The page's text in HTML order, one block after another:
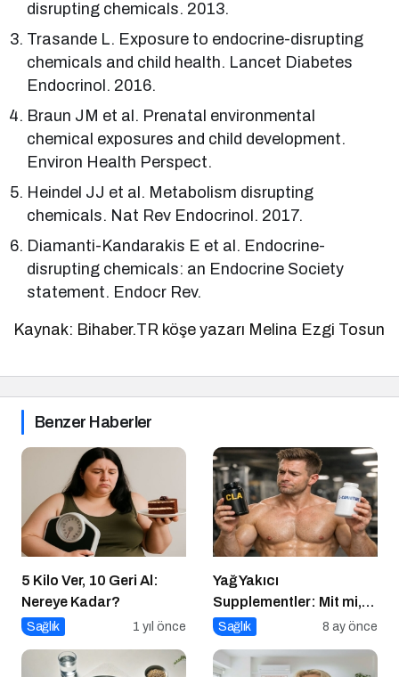
disrupting chemicals. 2013.
Trasande L. Exposure to endocrine-disrupting
chemicals and child health. Lancet Diabetes
Endocrinol. 2016.
Braun JM et al. Prenatal environmental
chemical exposures and child development.
Environ Health Perspect.
Heindel JJ et al. Metabolism disrupting
chemicals. Nat Rev Endocrinol. 2017.
Diamanti-Kandarakis E et al. Endocrine-
disrupting chemicals: an Endocrine Society
statement. Endocr Rev.
Kaynak: Bihaber.TR köşe yazarı Melina Ezgi Tosun
Benzer Haberler
5 Kilo Ver, 10 Geri Al:
Nereye Kadar?
Sağlık 1 yıl önce
Yağ Yakıcı
Supplementler: Mit mi,
Gerçek mi?
Sağlık 8 ay önce